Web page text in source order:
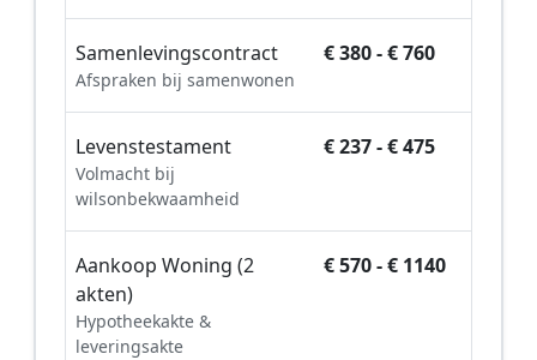
Samenlevingscontract
Afspraken bij samenwonen
€ 380 - € 760
Levenstestament
Volmacht bij
wilsonbekwaamheid
€ 237 - € 475
Aankoop Woning (2
akten)
Hypotheekakte &
leveringsakte
€ 570 - € 1140